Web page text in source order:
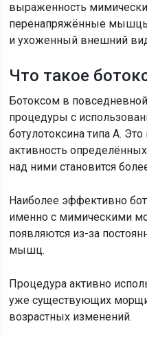
выраженность
перенапряжённые
и ухоженный внешний
Что такое
Ботоксом в
процедуры с
ботулотоксина типа А.
активность
над ними становится
Наиболее эффективно
именно с мимическими
появляются из-за
мышц.
Процедура активно
уже существующих
возрастных изменений.